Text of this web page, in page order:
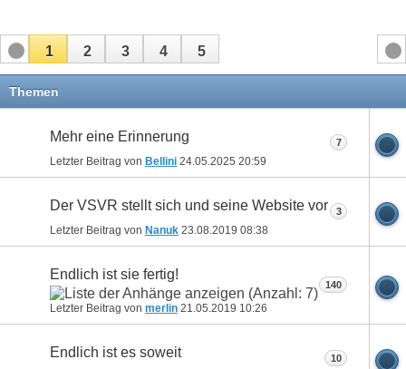
1 2 3 4 5
Themen
Mehr eine Erinnerung
Letzter Beitrag von Bellini 24.05.2025 20:59
7
Der VSVR stellt sich und seine Website vor
Letzter Beitrag von Nanuk 23.08.2019 08:38
3
Endlich ist sie fertig!
Letzter Beitrag von merlin 21.05.2019 10:26
140
Endlich ist es soweit 10